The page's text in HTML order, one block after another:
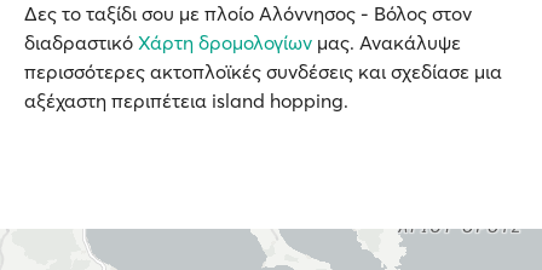
Δες το ταξίδι σου με πλοίο Αλόννησος - Βόλος στον
διαδραστικό Χάρτη δρομολογίων μας. Ανακάλυψε
περισσότερες ακτοπλοϊκές συνδέσεις και σχεδίασε μια
αξέχαστη περιπέτεια island hopping.